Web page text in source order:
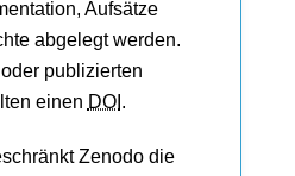
Aufsätze
abgelegt werden.
publizierten
einen DOI .
Zenodo die